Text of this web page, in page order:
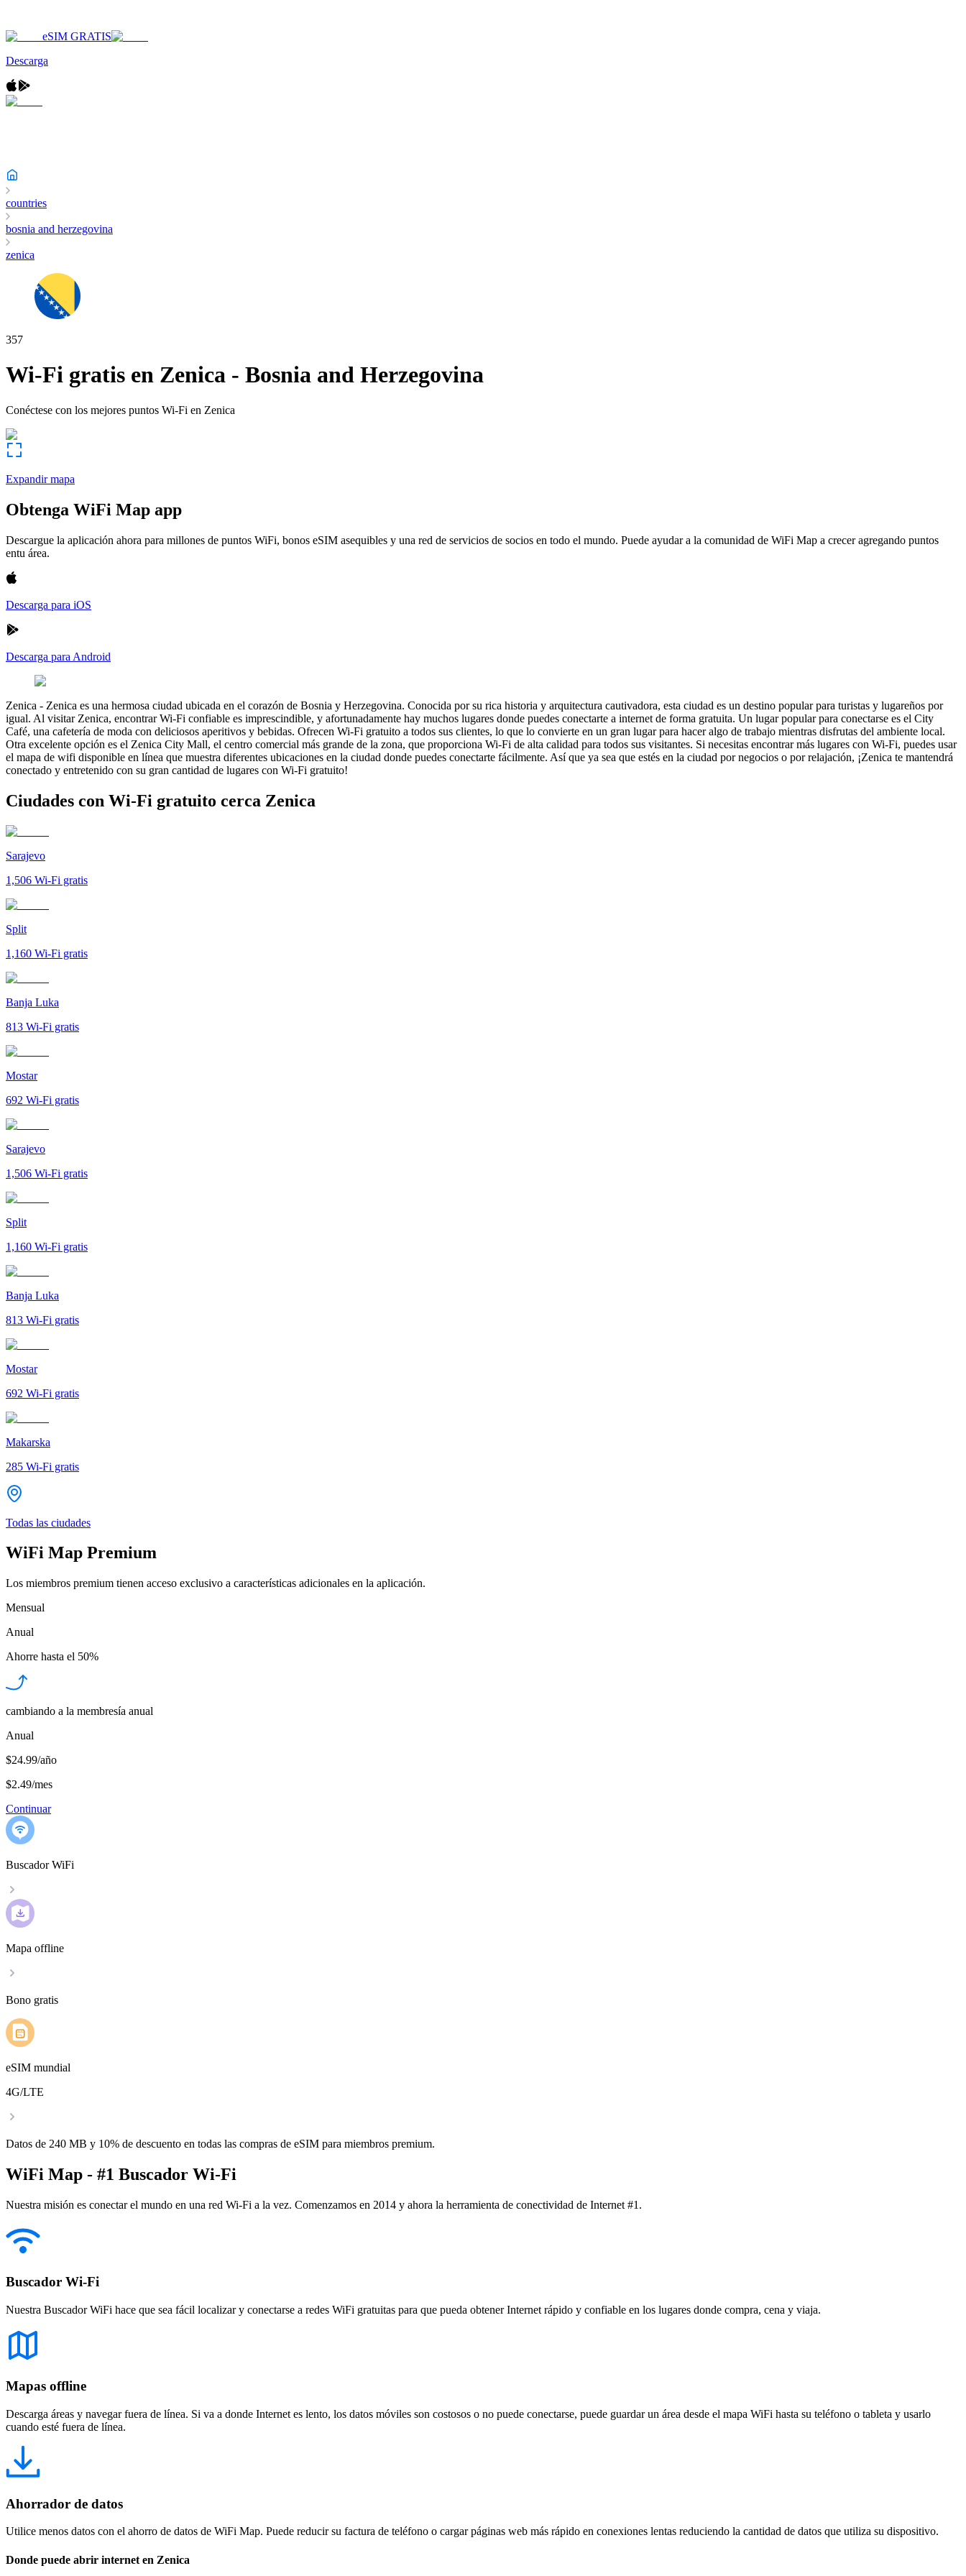
eSIM GRATIS
Descarga
countries
bosnia and herzegovina
zenica
357
Wi-Fi gratis en Zenica - Bosnia and Herzegovina
Conéctese con los mejores puntos Wi-Fi en Zenica
Expandir mapa
Obtenga WiFi Map app
Descargue la aplicación ahora para millones de puntos WiFi, bonos eSIM asequibles y una red de servicios de socios en todo el mundo. Puede ayudar a la comunidad de WiFi Map a crecer agregando puntos
entu área.
Descarga para iOS
Descarga para Android
Zenica - Zenica es una hermosa ciudad ubicada en el corazón de Bosnia y Herzegovina. Conocida por su rica historia y arquitectura cautivadora, esta ciudad es un destino popular para turistas y lugareños por
igual. Al visitar Zenica, encontrar Wi-Fi confiable es imprescindible, y afortunadamente hay muchos lugares donde puedes conectarte a internet de forma gratuita. Un lugar popular para conectarse es el City
Café, una cafetería de moda con deliciosos aperitivos y bebidas. Ofrecen Wi-Fi gratuito a todos sus clientes, lo que lo convierte en un gran lugar para hacer algo de trabajo mientras disfrutas del ambiente local.
Otra excelente opción es el Zenica City Mall, el centro comercial más grande de la zona, que proporciona Wi-Fi de alta calidad para todos sus visitantes. Si necesitas encontrar más lugares con Wi-Fi, puedes usar
el mapa de wifi disponible en línea que muestra diferentes ubicaciones en la ciudad donde puedes conectarte fácilmente. Así que ya sea que estés en la ciudad por negocios o por relajación, ¡Zenica te mantendrá
conectado y entretenido con su gran cantidad de lugares con Wi-Fi gratuito!
Ciudades con Wi-Fi gratuito cerca Zenica
Sarajevo
1,506 Wi-Fi gratis
Split
1,160 Wi-Fi gratis
Banja Luka
813 Wi-Fi gratis
Mostar
692 Wi-Fi gratis
Sarajevo
1,506 Wi-Fi gratis
Split
1,160 Wi-Fi gratis
Banja Luka
813 Wi-Fi gratis
Mostar
692 Wi-Fi gratis
Makarska
285 Wi-Fi gratis
Todas las ciudades
WiFi Map Premium
Los miembros premium tienen acceso exclusivo a características adicionales en la aplicación.
Mensual
Anual
Ahorre hasta el 50%
cambiando a la membresía anual
Anual
$24.99/año
$2.49/mes
Continuar
Buscador WiFi
Mapa offline
Bono gratis
eSIM mundial
4G/LTE
Datos de 240 MB y 10% de descuento en todas las compras de eSIM para miembros premium.
WiFi Map - #1 Buscador Wi-Fi
Nuestra misión es conectar el mundo en una red Wi-Fi a la vez. Comenzamos en 2014 y ahora la herramienta de conectividad de Internet #1.
Buscador Wi-Fi
Nuestra Buscador WiFi hace que sea fácil localizar y conectarse a redes WiFi gratuitas para que pueda obtener Internet rápido y confiable en los lugares donde compra, cena y viaja.
Mapas offline
Descarga áreas y navegar fuera de línea. Si va a donde Internet es lento, los datos móviles son costosos o no puede conectarse, puede guardar un área desde el mapa WiFi hasta su teléfono o tableta y usarlo
cuando esté fuera de línea.
Ahorrador de datos
Utilice menos datos con el ahorro de datos de WiFi Map. Puede reducir su factura de teléfono o cargar páginas web más rápido en conexiones lentas reduciendo la cantidad de datos que utiliza su dispositivo.
Donde puede abrir internet en Zenica